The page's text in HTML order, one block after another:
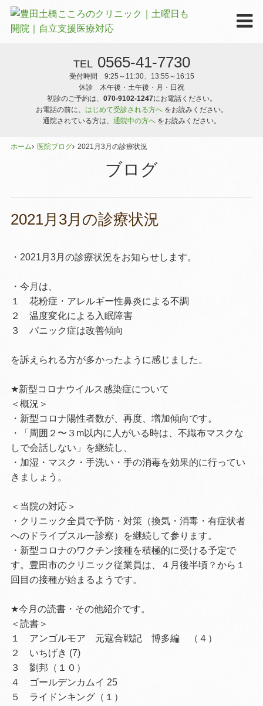
TEL 0565-41-7730
受付時間 9:25～11:30、13:55～16:15
休診 木午後・土午後・月・日祝
初診のご予約は、 070-9102-1247にお電話ください。
お電話の前に、 はじめて受診される方へをお読みください。
通院されている方は、 通院中の方へ をお読みください。
ホーム 医院ブログ 2021月3月の診療状況
ブログ
2021月3月の診療状況
・2021月3月の診療状況をお知らせします。
・今月は、
１ 花粉症・アレルギー性鼻炎による不調
２ 温度変化による入眠障害
３ パニック症は改善傾向
を訴えられる方が多かったように感じました。
★新型コロナウイルス感染症について
＜概況＞
・新型コロナ陽性者数が、再度、増加傾向です。
・「周囲２〜３m以内に人がいる時は、不織布マスクな
しで会話しない」を継続し、
・加湿・マスク・手洗い・手の消毒を効果的に行ってい
きましょう。
＜当院の対応＞
・クリニック全員で予防・対策（換気・消毒・有症状者
へのドライブスルー診察）を継続して参ります。
・新型コロナのワクチン接種を積極的に受ける予定で
す。豊田市のクリニック従業員は、４月後半頃？から１
回目の接種が始まるようです。
★今月の読書・その他紹介です。
＜読書＞
１ アンゴルモア 元寇合戦記 博多編 （４）
２ いちげき (7)
３ 劉邦（１０）
４ ゴールデンカムイ 25
５ ライドンキング（１）